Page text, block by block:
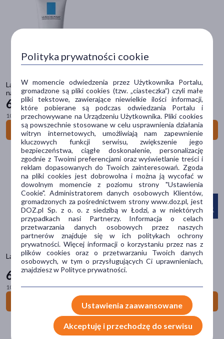
La Roche-Posay Toleriane Sensitive Riche, kojąco-ochronny krem
nawilżający, 40 ml
61 29 zł
100 ml = 153,23 zł
Do koszyka
La Roche-Posay, Lipikar Gel Lavant, żel myjący pod prysznic, 1 l
66 29 zł
100 ml = 6,63 zł
Do koszyka
pokaż więcej
żel(87)
balsam(68)
szampon(67)
emulsja(47)
pokaż więcej
Problem
podrażnienie(511)
suchość
(436)
zaczerwienienie(208)
nadwrażliwość(172)
AZS (atopowe zapalenie skóry)(168)
pokaż więcej
Główne składniki
(151)
alantoina
(133)
Polityka prywatności cookie
W momencie odwiedzenia przez Użytkownika Portalu,
gromadzone są pliki cookies (tzw. „ciasteczka”) czyli małe
pliki tekstowe, zawierające niewielkie ilości informacji,
które pobierane są podczas odwiedzania Portalu i
przechowywane na Urządzeniu Użytkownika. Pliki cookies
są powszechnie stosowane w celu usprawnienia działania
witryn internetowych, umożliwiają nam zapewnienie
kluczowych funkcji serwisu, zwiększenie jego
bezpieczeństwa, ciągłe doskonalenie, personalizację
zgodnie z Twoimi preferencjami oraz wyświetlanie treści i
reklam dopasowanych do Twoich zainteresowań. Zgoda
na pliki cookies jest dobrowolna i można ją wycofać w
dowolnym momencie z poziomu strony "Ustawienia
Cookie". Administratorem danych osobowych Klientów,
gromadzonych za pośrednictwem strony www.doz.pl, jest
DOZ.pl Sp. z o. o. z siedzibą w Łodzi, a w niektórych
przypadkach nasi Partnerzy. Informacja o celach
przetwarzania danych osobowych przez naszych
partnerów znajduje się w ich politykach ochrony
prywatności. Więcej informacji o korzystaniu przez nas z
plików cookies oraz o przetwarzaniu Twoich danych
osobowych, w tym o przysługujących Ci uprawnieniach,
znajdziesz w Polityce prywatności.
Ustawienia zaawansowane
Akceptuję i przechodzę do serwisu